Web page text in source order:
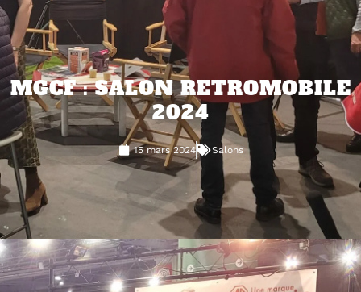
MGCF : SALON RETROMOBILE
2024
15 mars 2024 Salons